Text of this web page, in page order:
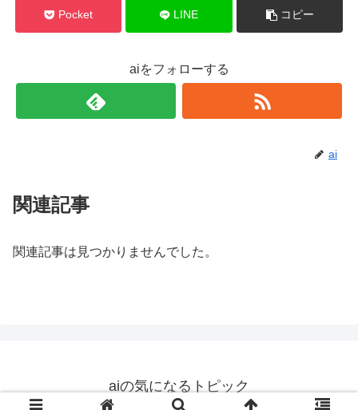
Pocket LINE コピー
aiをフォローする
ai
関連記事
関連記事は見つかりませんでした。
aiの気になるトピック